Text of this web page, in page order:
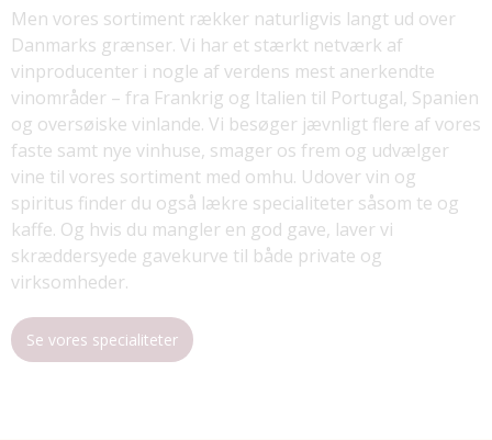
Men vores sortiment rækker naturligvis langt ud over
Danmarks grænser. Vi har et stærkt netværk af
vinproducenter i nogle af verdens mest anerkendte
vinområder – fra Frankrig og Italien til Portugal, Spanien
og oversøiske vinlande. Vi besøger jævnligt flere af vores
faste samt nye vinhuse, smager os frem og udvælger
vine til vores sortiment med omhu. Udover vin og
spiritus finder du også lækre specialiteter såsom te og
kaffe. Og hvis du mangler en god gave, laver vi
skræddersyede gavekurve til både private og
virksomheder.
Se vores specialiteter